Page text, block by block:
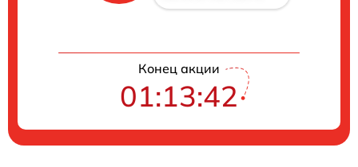
Конец акции
01:13:41